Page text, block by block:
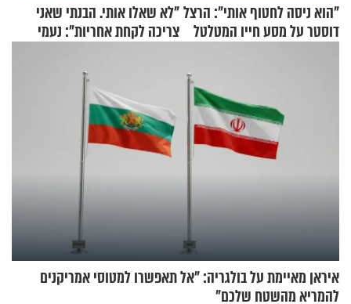
"הוא ניסה לחטוף אותי": הרצל
דוסטר על מסע חייו המטלטל
"לא שאלו אותי. הבנתי שאני
צריכה לקחת אחריות": נעמי
איראן מאיימת על בולגריה: "אל תאפשרו למטוסי אמריקנים
להמריא מהשטח שלכם"